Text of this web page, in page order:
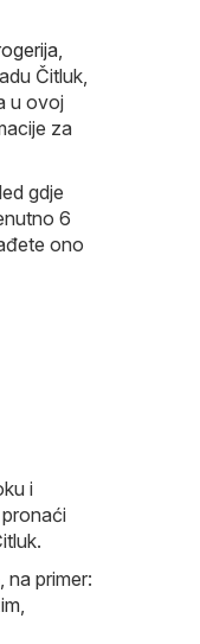
Čitluk,
u ovoj
za
gdje
6
ono
i
na primer: